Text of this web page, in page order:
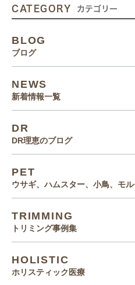
CATEGORY カテゴリー
BLOG
ブログ
NEWS
新着情報一覧
DR
DR理恵のブログ
PET
ウサギ、ハムスター、小鳥、モ
TRIMMING
トリミング事例集
HOLISTIC
ホリスティック医療